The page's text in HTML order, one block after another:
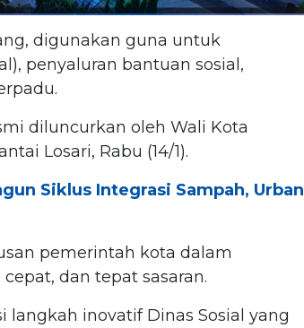
digunakan guna untuk
penyaluran bantuan sosial,
diluncurkan oleh Wali Kota
Losari, Rabu (14/1).
Siklus Integrasi Sampah, Urban
pemerintah kota dalam
dan tepat sasaran.
langkah inovatif Dinas Sosial yang